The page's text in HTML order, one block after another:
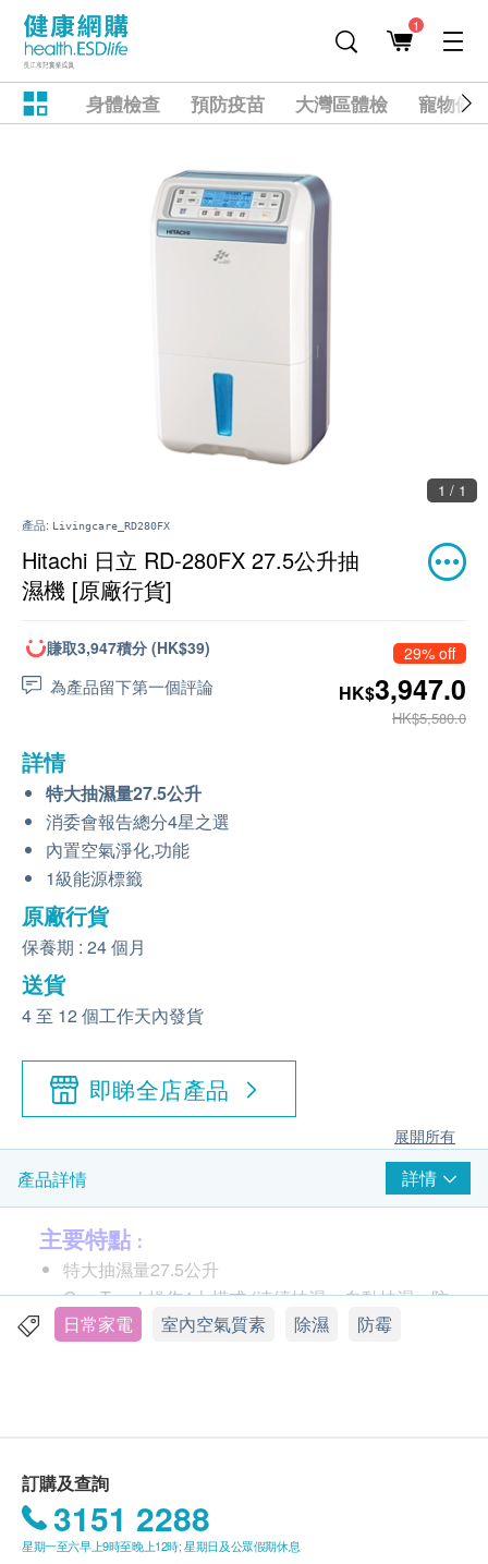
1
身體檢查 預防疫苗 大灣區體檢 寵物健
1 / 1
產品: Livingcare_RD280FX
Hitachi 日立 RD-280FX 27.5公升抽
濕機 [原廠行貨]
賺取3,947積分 (HK$39)
為產品留下第一個評論
29% off
HK$3,947.0
HK$5,580.0
詳情
特大抽濕量27.5公升
消委會報告總分4星之選
內置空氣淨化,功能
1級能源標籤
原廠行貨
保養期 : 24 個月
送貨
4 至 12 個工作天內發貨
即睇全店產品
展開所有
產品詳情 詳情
主要特點：
特大抽濕量27.5公升
One Touch操作4大模式 (連續抽濕、自動抽濕、防
霉防蟎、自動乾衣)
按鍵鎖
360度活動腳輪 (4輪)
日常家電 室內空氣質素 除濕 防霉
訂購及查詢
3151 2288
星期一至六早上9時至晚上12時; 星期日及公眾假期休息